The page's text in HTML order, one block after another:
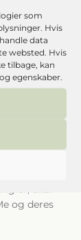
som
Hvis
data
websted. Hvis
tilbage, kan
egenskaber.
har den
fast med
heavy,
– trods
tre EP’er,
bl.a.
og deres